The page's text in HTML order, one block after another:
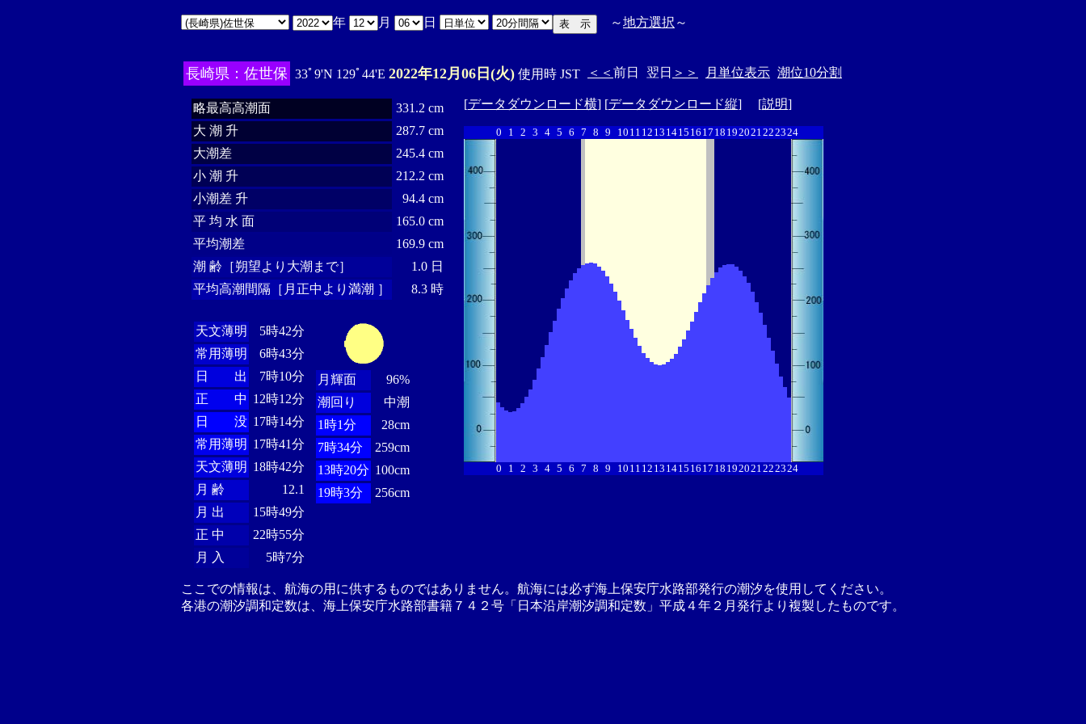
年 月 日 ～地方選択 ～
長崎県：佐世保 33ﾟ9'N 129ﾟ44'E 2022年12月06日(火) 使用時 JST ＜＜ 前日 翌日 ＞＞ 月単位表示 潮位10分割
略最高高潮面
331.2 cm
大 潮 升
287.7 cm
大潮差
245.4 cm
小 潮 升
212.2 cm
小潮差 升
94.4 cm
平 均 水 面
165.0 cm
平均潮差
169.9 cm
潮 齢［朔望より大潮まで］
1.0 日
平均高潮間隔［月正中より満潮 ］
8.3 時
天文薄明
5時42分
常用薄明
6時43分
日 出
7時10分
正 中 12時12分
日 没 17時14分
常用薄明 17時41分
天文薄明 18時42分
月 齢
12.1
月 出
15時49分
正 中
22時55分
月 入
5時7分
月輝面
96%
潮回り
中潮
1時1分
28cm
7時34分
259cm
13時20分 100cm
19時3分
256cm
[データダウンロード横] [データダウンロード縦] [説明]
0 1 2 3 4 5 6 7 8 9 10 11 12 13 1415 16 17 18 192021222324
0 1 2 3 4 5 6 7 8 9 10 11 12 13 1415 16 17 18 192021222324
ここでの情報は、航海の用に供するものではありません。航海には必ず海上保安庁水路部発行の潮汐を使用してください。
各港の潮汐調和定数は、海上保安庁水路部書籍７４２号「日本沿岸潮汐調和定数」平成４年２月発行より複製したものです。